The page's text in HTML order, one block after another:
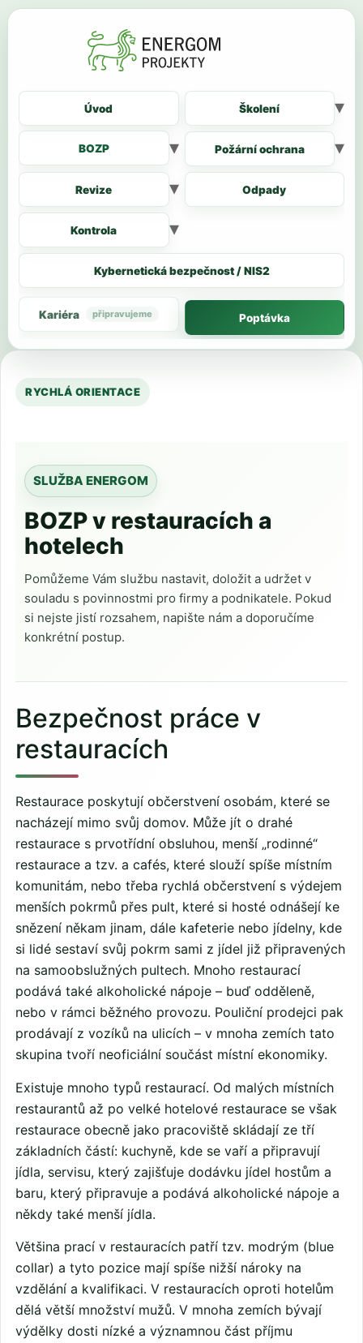
Úvod Školení
BOZP Požární ochrana
Revize Odpady
Kontrola
Kybernetická bezpečnost / NIS2
Kariéra Poptávka
SLUŽBA ENERGOM
BOZP v restauracích a
hotelech
Pomůžeme Vám službu nastavit, doložit a udržet v
souladu s povinnostmi pro firmy a podnikatele. Pokud
si nejste jistí rozsahem, napište nám a doporučíme
konkrétní postup.
Bezpečnost práce v
restauracích
Restaurace poskytují občerstvení osobám, které se
nacházejí mimo svůj domov. Může jít o drahé
restaurace s prvotřídní obsluhou, menší „rodinné“
restaurace a tzv. a cafés, které slouží spíše místním
komunitám, nebo třeba rychlá občerstvení s výdejem
menších pokrmů přes pult, které si hosté odnášejí ke
snězení někam jinam, dále kafeterie nebo jídelny, kde
si lidé sestaví svůj pokrm sami z jídel již připravených
na samoobslužných pultech. Mnoho restaurací
podává také alkoholické nápoje – buď odděleně,
nebo v rámci běžného provozu. Pouliční prodejci pak
prodávají z vozíků na ulicích – v mnoha zemích tato
skupina tvoří neoficiální součást místní ekonomiky.
Existuje mnoho typů restaurací. Od malých místních
restaurantů až po velké hotelové restaurace se však
restaurace obecně jako pracoviště skládají ze tří
základních částí: kuchyně, kde se vaří a připravují
jídla, servisu, který zajišťuje dodávku jídel hostům a
baru, který připravuje a podává alkoholické nápoje a
někdy také menší jídla.
Většina prací v restauracích patří tzv. modrým (blue
collar) a tyto pozice mají spíše nižší nároky na
vzdělání a kvalifikaci. V restauracích oproti hotelům
dělá větší množství mužů. V mnoha zemích bývají
výdělky dosti nízké a významnou část příjmu